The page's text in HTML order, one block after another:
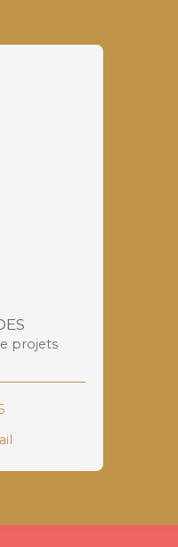
projets